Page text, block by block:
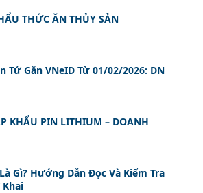
THỨC ĂN THỦY SẢN
Tử Gắn VNeID Từ 01/02/2026: DN
KHẨU PIN LITHIUM – DOANH
Gì? Hướng Dẫn Đọc Và Kiểm Tra
Khai